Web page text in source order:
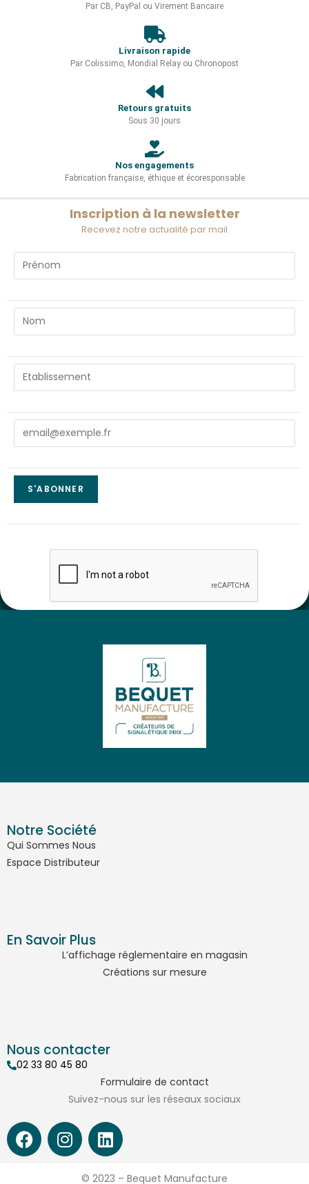
Par CB, PayPal ou Virement Bancaire
Livraison rapide
Par Colissimo, Mondial Relay ou Chronopost
Retours gratuits
Sous 30 jours
Nos engagements
Fabrication française, éthique et écoresponsable
Inscription à la newsletter
Recevez notre actualité par mail
Notre Société
Qui Sommes Nous
Espace Distributeur
En Savoir Plus
L’affichage réglementaire en magasin
Créations sur mesure
Nous contacter
02 33 80 45 80
Formulaire de contact
Suivez-nous sur les réseaux sociaux
© 2023 – Bequet Manufacture